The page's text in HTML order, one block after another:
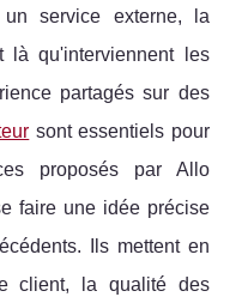
service externe, la
là qu'interviennent les
partagés sur des
sont essentiels pour
proposés par Allo
faire une idée précise
Ils mettent en
client, la qualité des